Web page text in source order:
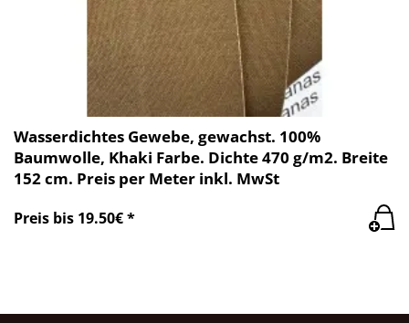
Wasserdichtes Gewebe, gewachst. 100%
Baumwolle, Khaki Farbe. Dichte 470 g/m2. Breite
152 cm. Preis per Meter inkl. MwSt
Preis bis 19.50€ *